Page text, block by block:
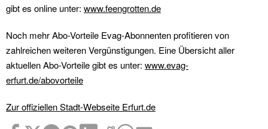
gibt es online unter: www.feengrotten.de
Noch mehr Abo-Vorteile Evag-Abonnenten profitieren von
zahlreichen weiteren Vergünstigungen. Eine Übersicht aller
aktuellen Abo-Vorteile gibt es unter: www.evag-
erfurt.de/abovorteile
Zur offiziellen Stadt-Webseite Erfurt.de